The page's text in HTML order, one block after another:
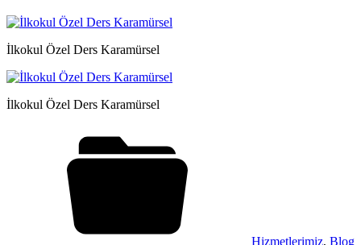
İlkokul Özel Ders Karamürsel
İlkokul Özel Ders Karamürsel
Hizmetlerimiz, Blog